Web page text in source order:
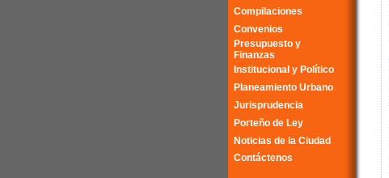
Compilaciones
Convenios
Presupuesto y
Finanzas
Institucional y Político
Planeamiento Urbano
Jurisprudencia
Porteño de Ley
Noticias de la Ciudad
Contáctenos